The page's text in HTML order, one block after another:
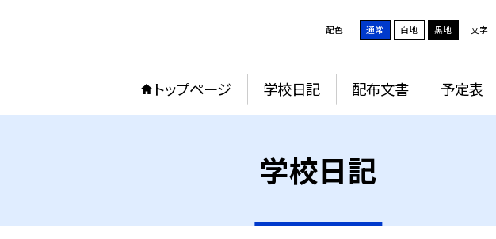
配色 通常 白地 黒地 文字
トップページ 学校日記 配布文書 予定表
学校日記